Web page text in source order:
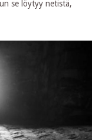
se löytyy netistä,